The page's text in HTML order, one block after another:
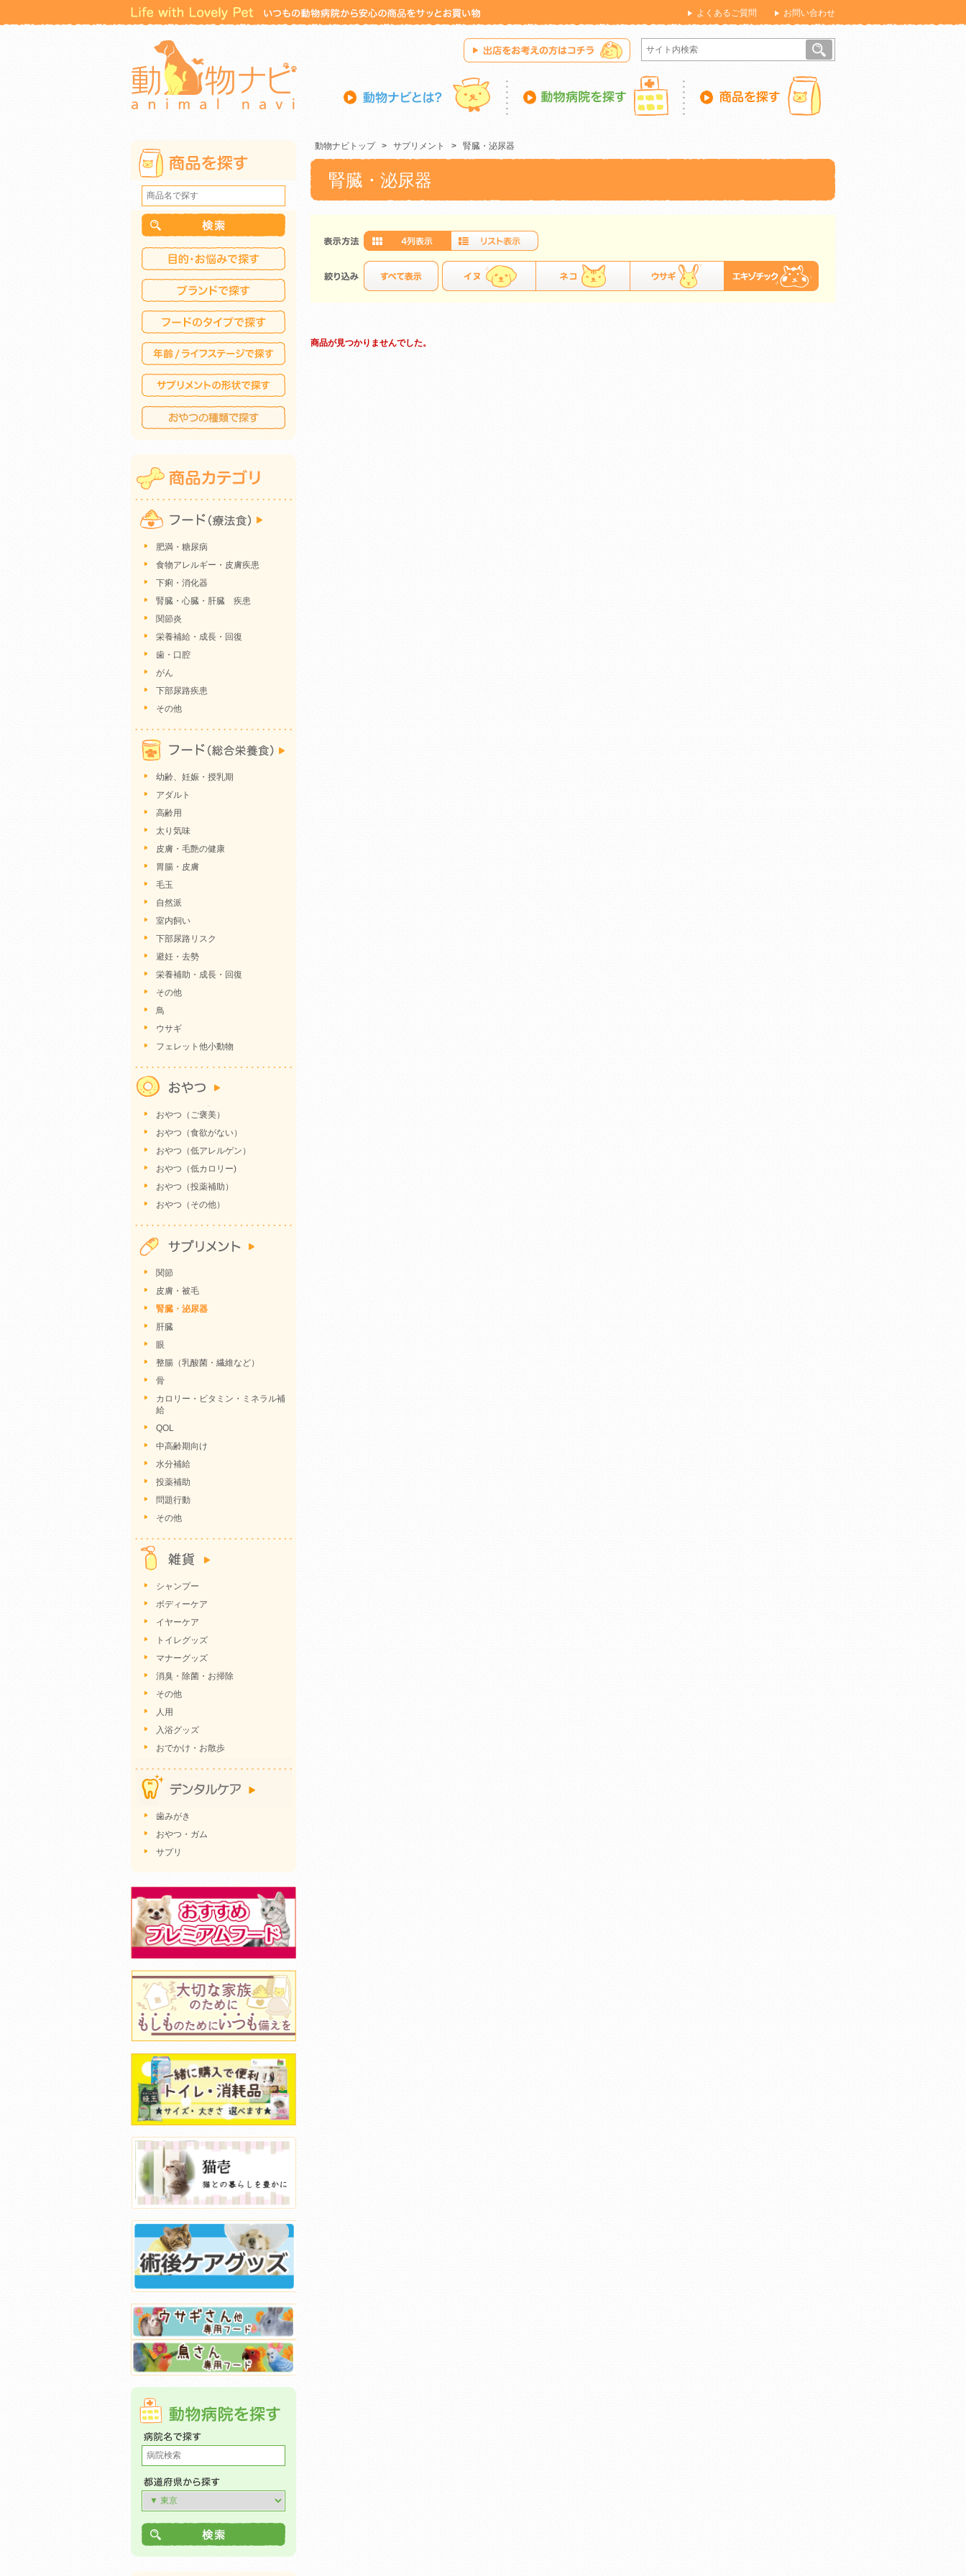
よくあるご質問 お問い合わせ
動物ナビトップ > サプリメント > 腎臓・泌尿器
腎臓・泌尿器
商品が見つかりませんでした。
肥満・糖尿病
食物アレルギー・皮膚疾患
下痢・消化器
腎臓・心臓・肝臓 疾患
関節炎
栄養補給・成長・回復
歯・口腔
がん
下部尿路疾患
その他
幼齢、妊娠・授乳期
アダルト
高齢用
太り気味
皮膚・毛艶の健康
胃腸・皮膚
毛玉
自然派
室内飼い
下部尿路リスク
避妊・去勢
栄養補助・成長・回復
その他
鳥
ウサギ
フェレット他小動物
おやつ（ご褒美）
おやつ（食欲がない）
おやつ（低アレルゲン）
おやつ（低カロリー)
おやつ（投薬補助）
おやつ（その他）
関節
皮膚・被毛
腎臓・泌尿器
肝臓
眼
整腸（乳酸菌・繊維など）
骨
カロリー・ビタミン・ミネラル補
給
QOL
中高齢期向け
水分補給
投薬補助
問題行動
その他
シャンプー
ボディーケア
イヤーケア
トイレグッズ
マナーグッズ
消臭・除菌・お掃除
その他
人用
入浴グッズ
おでかけ・お散歩
歯みがき
おやつ・ガム
サプリ